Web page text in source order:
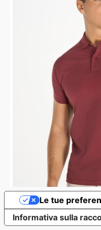
Informativa sulla
Le tue